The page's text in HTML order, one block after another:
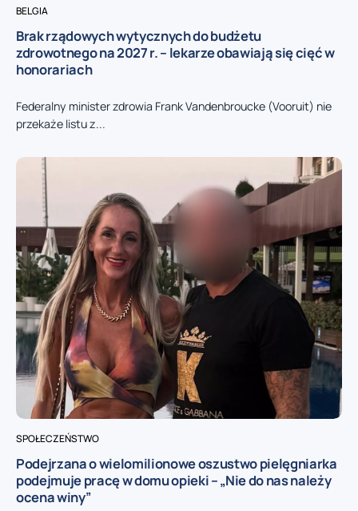
BELGIA
Brak rządowych wytycznych do budżetu
zdrowotnego na 2027 r. – lekarze obawiają się cięć w
honorariach
Federalny minister zdrowia Frank Vandenbroucke (Vooruit) nie
przekaże listu z...
SPOŁECZEŃSTWO
Podejrzana o wielomilionowe oszustwo pielęgniarka
podejmuje pracę w domu opieki – „Nie do nas należy
ocena winy”